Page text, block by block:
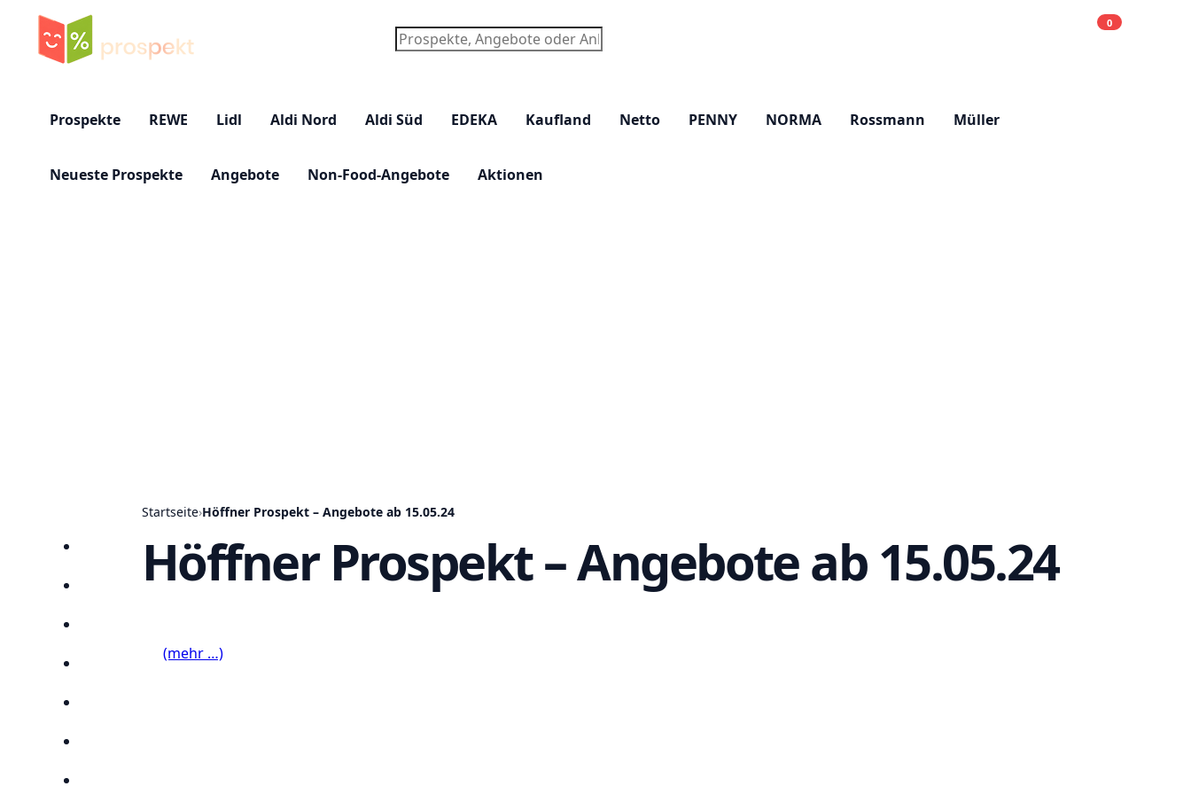
Suchen
0
Prospekte REWE Lidl Aldi Nord Aldi Süd EDEKA Kaufland Netto PENNY NORMA Rossmann Müller
Neueste Prospekte Angebote Non-Food-Angebote Aktionen
Startseite›Höffner Prospekt – Angebote ab 15.05.24
Höffner Prospekt – Angebote ab 15.05.24
(mehr …)